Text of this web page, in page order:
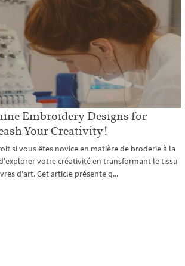
Embroidery Designs for
Your Creativity!
si vous êtes novice en matière de broderie à la
votre créativité en transformant le tissu
d'art. Cet article présente q...